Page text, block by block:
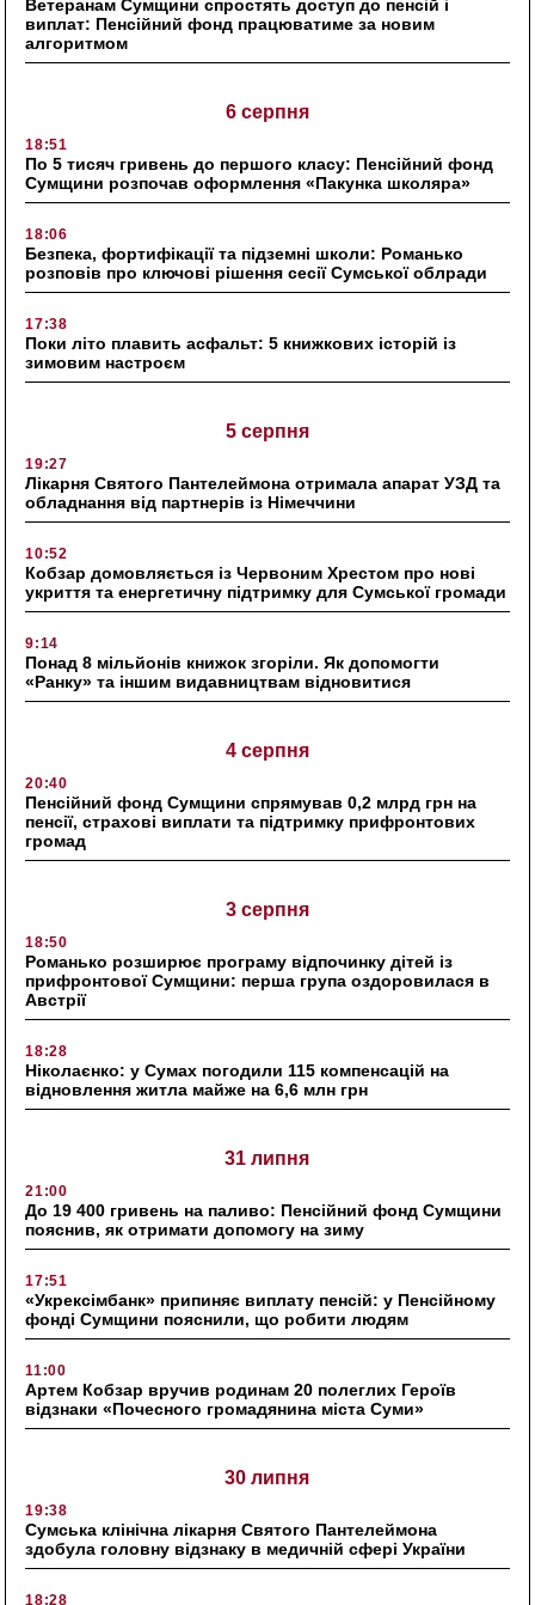
Ветеранам Сумщини спростять доступ до пенсій і
виплат: Пенсійний фонд працюватиме за новим
алгоритмом
6 серпня
18:51
По 5 тисяч гривень до першого класу: Пенсійний фонд
Сумщини розпочав оформлення «Пакунка школяра»
18:06
Безпека, фортифікації та підземні школи: Романько
розповів про ключові рішення сесії Сумської облради
17:38
Поки літо плавить асфальт: 5 книжкових історій із
зимовим настроєм
5 серпня
19:27
Лікарня Святого Пантелеймона отримала апарат УЗД та
обладнання від партнерів із Німеччини
10:52
Кобзар домовляється із Червоним Хрестом про нові
укриття та енергетичну підтримку для Сумської громади
9:14
Понад 8 мільйонів книжок згоріли. Як допомогти
«Ранку» та іншим видавництвам відновитися
4 серпня
20:40
Пенсійний фонд Сумщини спрямував 0,2 млрд грн на
пенсії, страхові виплати та підтримку прифронтових
громад
3 серпня
18:50
Романько розширює програму відпочинку дітей із
прифронтової Сумщини: перша група оздоровилася в
Австрії
18:28
Ніколаєнко: у Сумах погодили 115 компенсацій на
відновлення житла майже на 6,6 млн грн
31 липня
21:00
До 19 400 гривень на паливо: Пенсійний фонд Сумщини
пояснив, як отримати допомогу на зиму
17:51
«Укрексімбанк» припиняє виплату пенсій: у Пенсійному
фонді Сумщини пояснили, що робити людям
11:00
Артем Кобзар вручив родинам 20 полеглих Героїв
відзнаки «Почесного громадянина міста Суми»
30 липня
19:38
Сумська клінічна лікарня Святого Пантелеймона
здобула головну відзнаку в медичній сфері України
18:28